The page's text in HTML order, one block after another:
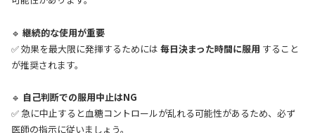
🔹 継続的な使用が重要
✅ 効果を最大限に発揮するためには 毎日決まった時間に服用 すること
が推奨されます。
🔹 自己判断での服用中止はNG
✅ 急に中止すると血糖コントロールが乱れる可能性があるため、必ず
医師の指示に従いましょう。